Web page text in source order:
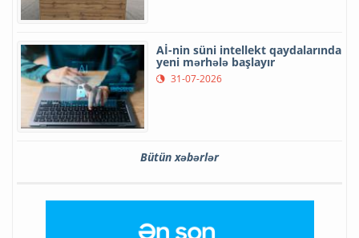
Aİ-nin süni intellekt qaydalarında
yeni mərhələ başlayır
31-07-2026
Bütün xəbərlər